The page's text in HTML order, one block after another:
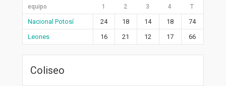
equipo 1 2 3 4 T
Nacional Potosí 24 18 14 18
74
Leones
16 21 12 17 66
Coliseo